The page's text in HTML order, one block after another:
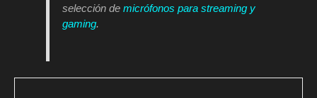
selección demicrófonos para streaming y
gaming.